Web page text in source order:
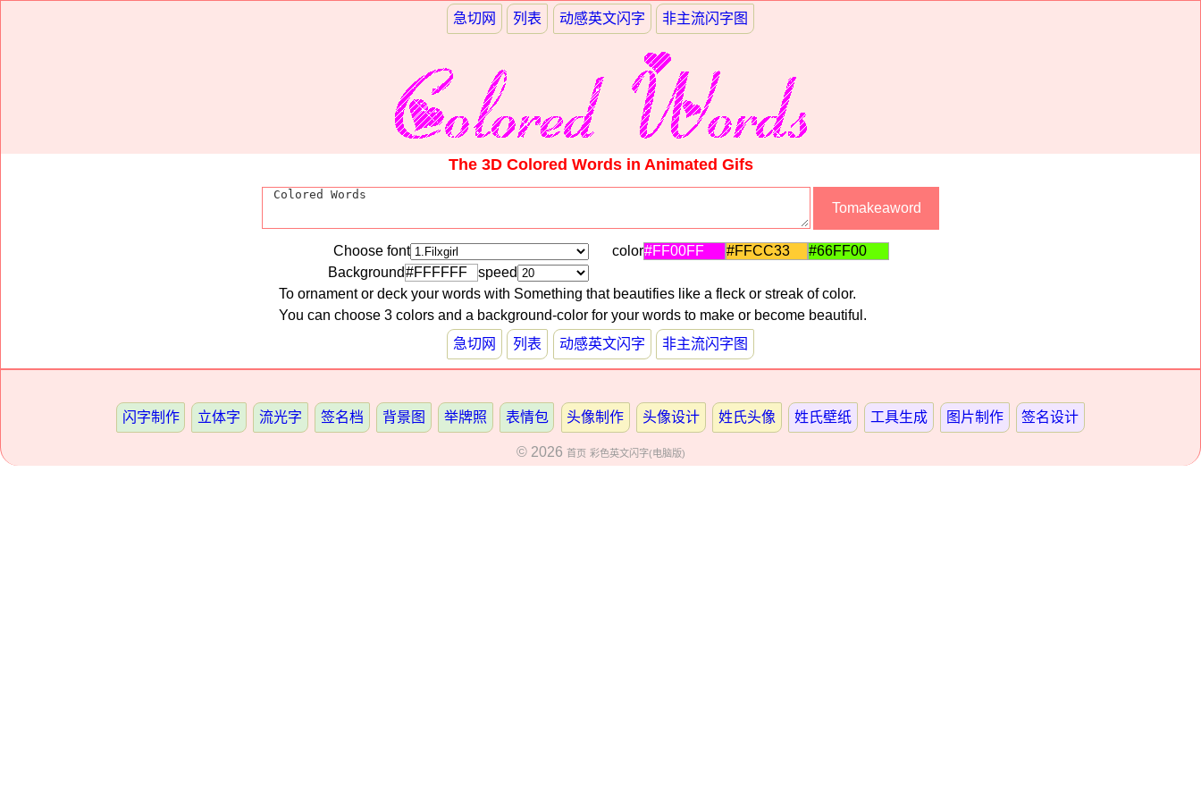
急切网 列表 动感英文闪字 非主流闪字图
The 3D Colored Words in Animated Gifs
Choose font
color
Background
speed
To ornament or deck your words with Something that beautifies like a fleck or streak of color.
You can choose 3 colors and a background-color for your words to make or become beautiful.
急切网
列表 动感英文闪字 非主流闪字图
闪字制作 立体字 流光字 签名档 背景图 举牌照 表情包 头像制作 头像设计 姓氏头像 姓氏壁纸 工具生成 图片制作 签名设计
© 2026 首页 彩色英文闪字(电脑版)